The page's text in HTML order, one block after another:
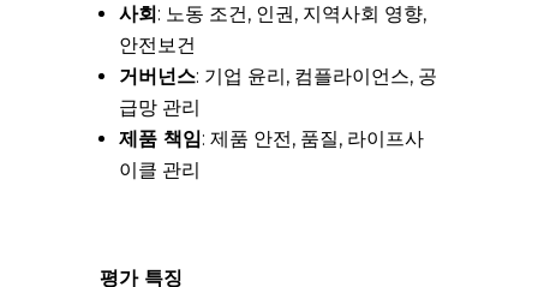
사회: 노동 조건, 인권, 지역사회 영향,
안전보건
거버넌스: 기업 윤리, 컴플라이언스, 공
급망 관리
제품 책임: 제품 안전, 품질, 라이프사
이클 관리
평가 특징